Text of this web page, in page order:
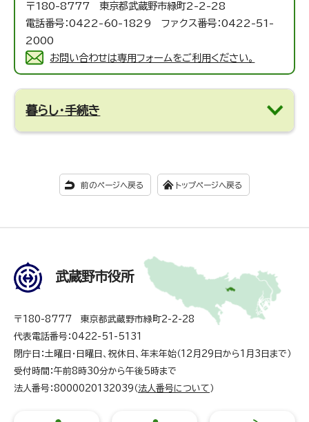
〒180-8777 東京都武蔵野市緑町2-2-28
電話番号：0422-60-1829 ファクス番号：0422-51-
2000
お問い合わせは専用フォームをご利用ください。
暮らし・手続き
前のページへ戻る トップページへ戻る
武蔵野市役所
〒180-8777 東京都武蔵野市緑町2-2-28
代表電話番号：0422-51-5131
閉庁日：土曜日・日曜日、祝休日、年末年始（12月29日から1月3日まで）
受付時間：午前8時30分から午後5時まで
法人番号：8000020132039（ 法人番号について ）